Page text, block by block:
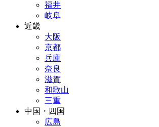
福井
岐阜
近畿
大阪
京都
兵庫
奈良
滋賀
和歌山
三重
中国・四国
広島